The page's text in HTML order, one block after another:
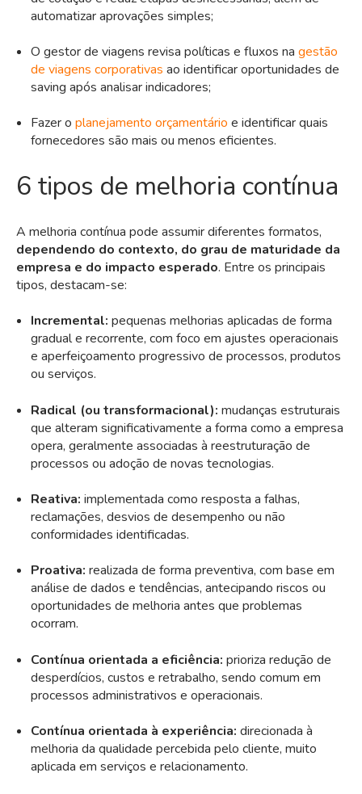
automatizar aprovações simples;
O gestor de viagens revisa políticas e fluxos na gestão
de viagens corporativas ao identificar oportunidades de
saving após analisar indicadores;
Fazer o planejamento orçamentário e identificar quais
fornecedores são mais ou menos eficientes.
6 tipos de melhoria contínua
A melhoria contínua pode assumir diferentes formatos,
dependendo do contexto, do grau de maturidade da
empresa e do impacto esperado. Entre os principais
tipos, destacam-se:
Incremental: pequenas melhorias aplicadas de forma
gradual e recorrente, com foco em ajustes operacionais
e aperfeiçoamento progressivo de processos, produtos
ou serviços.
Radical (ou transformacional): mudanças estruturais
que alteram significativamente a forma como a empresa
opera, geralmente associadas à reestruturação de
processos ou adoção de novas tecnologias.
Reativa: implementada como resposta a falhas,
reclamações, desvios de desempenho ou não
conformidades identificadas.
Proativa: realizada de forma preventiva, com base em
análise de dados e tendências, antecipando riscos ou
oportunidades de melhoria antes que problemas
ocorram.
Contínua orientada a eficiência: prioriza redução de
desperdícios, custos e retrabalho, sendo comum em
processos administrativos e operacionais.
Contínua orientada à experiência: direcionada à
melhoria da qualidade percebida pelo cliente, muito
aplicada em serviços e relacionamento.